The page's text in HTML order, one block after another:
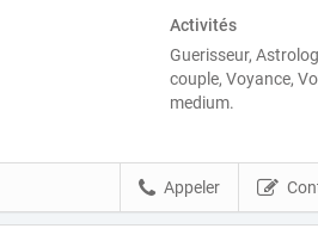
Activités
Guerisseur,
couple, Voyance,
medium.
Appeler